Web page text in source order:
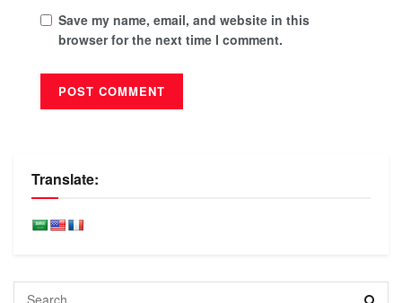
Save my name, email, and website in this
browser for the next time I comment.
Translate: